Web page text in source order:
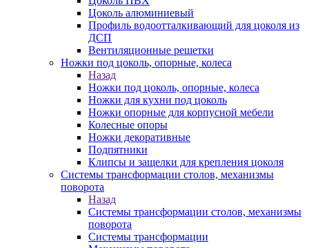
Цоколь алюминиевый
Профиль водоотталкивающий для цоколя из
ДСП
Вентиляционные решетки
Ножки под цоколь, опорные, колеса
Назад
Ножки под цоколь, опорные, колеса
Ножки для кухни под цоколь
Ножки опорные для корпусной мебели
Колесные опоры
Ножки декоративные
Подпятники
Клипсы и защелки для крепления цоколя
Системы трансформации столов, механизмы
поворота
Назад
Системы трансформации столов, механизмы
поворота
Системы трансформации